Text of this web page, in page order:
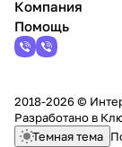
Компания
Помощь
2018-2026 ©
Разработано в
Темная тема